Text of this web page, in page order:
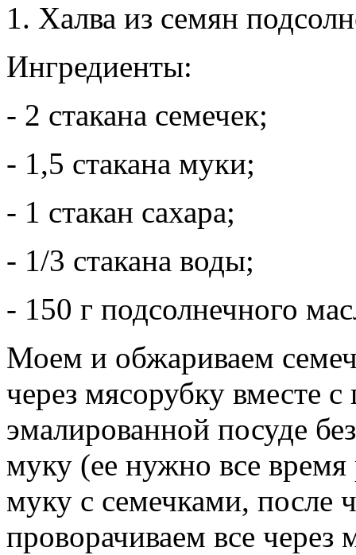
1. Халва из семян
Ингредиенты:
- 2 стакана семечек;
- 1,5 стакана муки;
- 1 стакан сахара;
- 1/3 стакана воды;
- 150 г подсолнечного
Моем и обжариваем
через мясорубку вместе
эмалированной посуде
муку (ее нужно все
муку с семечками, после
проворачиваем все через